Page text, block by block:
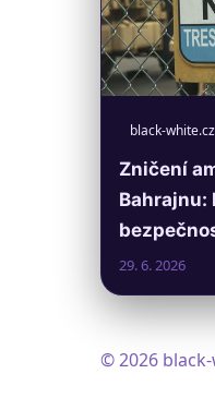
black-white.cz
Zničení
Bahrajnu:
29. 6. 2026
© 2026